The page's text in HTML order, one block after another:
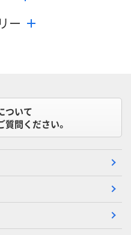
ー
ついて
質問ください。